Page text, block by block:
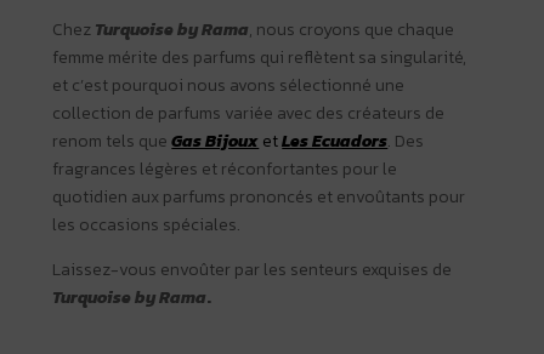
ChezTurquoise by Rama, nous croyons que chaque
femme mérite des parfums qui reflètent sa singularité,
et c’est pourquoi nous avons sélectionné une
collection de parfums variée avec des créateurs de
renom tels queGas BijouxetLes Ecuadors. Des
fragrances légères et réconfortantes pour le
quotidien aux parfums prononcés et envoûtants pour
les occasions spéciales.
Laissez-vous envoûter par les senteurs exquises de
Turquoise by Rama.